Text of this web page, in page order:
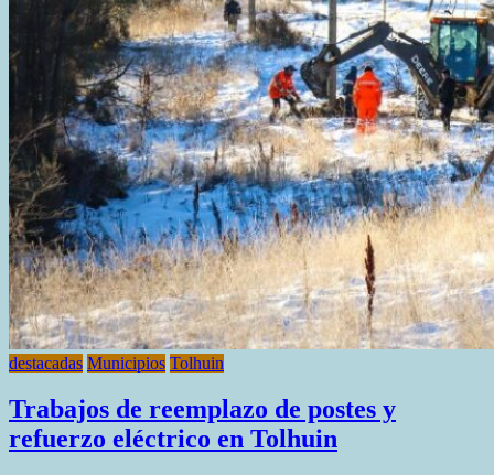
destacadas Municipios Tolhuin
Trabajos de reemplazo de postes y
refuerzo eléctrico en Tolhuin